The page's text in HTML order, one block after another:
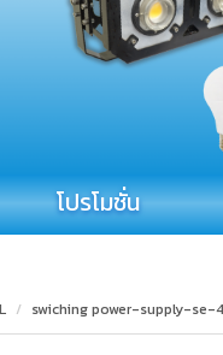
โปรโมชั่น
swiching power-supply-